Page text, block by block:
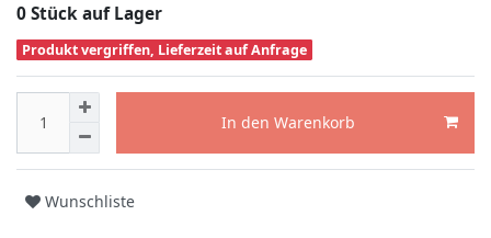
0 Stück auf Lager
Produkt vergriffen, Lieferzeit auf Anfrage
In den Warenkorb
Wunschliste